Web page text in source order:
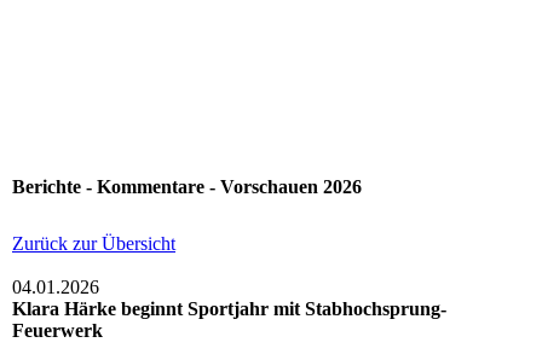
Berichte - Kommentare - Vorschauen 2026
Zurück zur Übersicht
04.01.2026
Klara Härke beginnt Sportjahr mit Stabhochsprung-
Feuerwerk